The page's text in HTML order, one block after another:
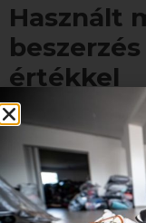
Használt
értékkel